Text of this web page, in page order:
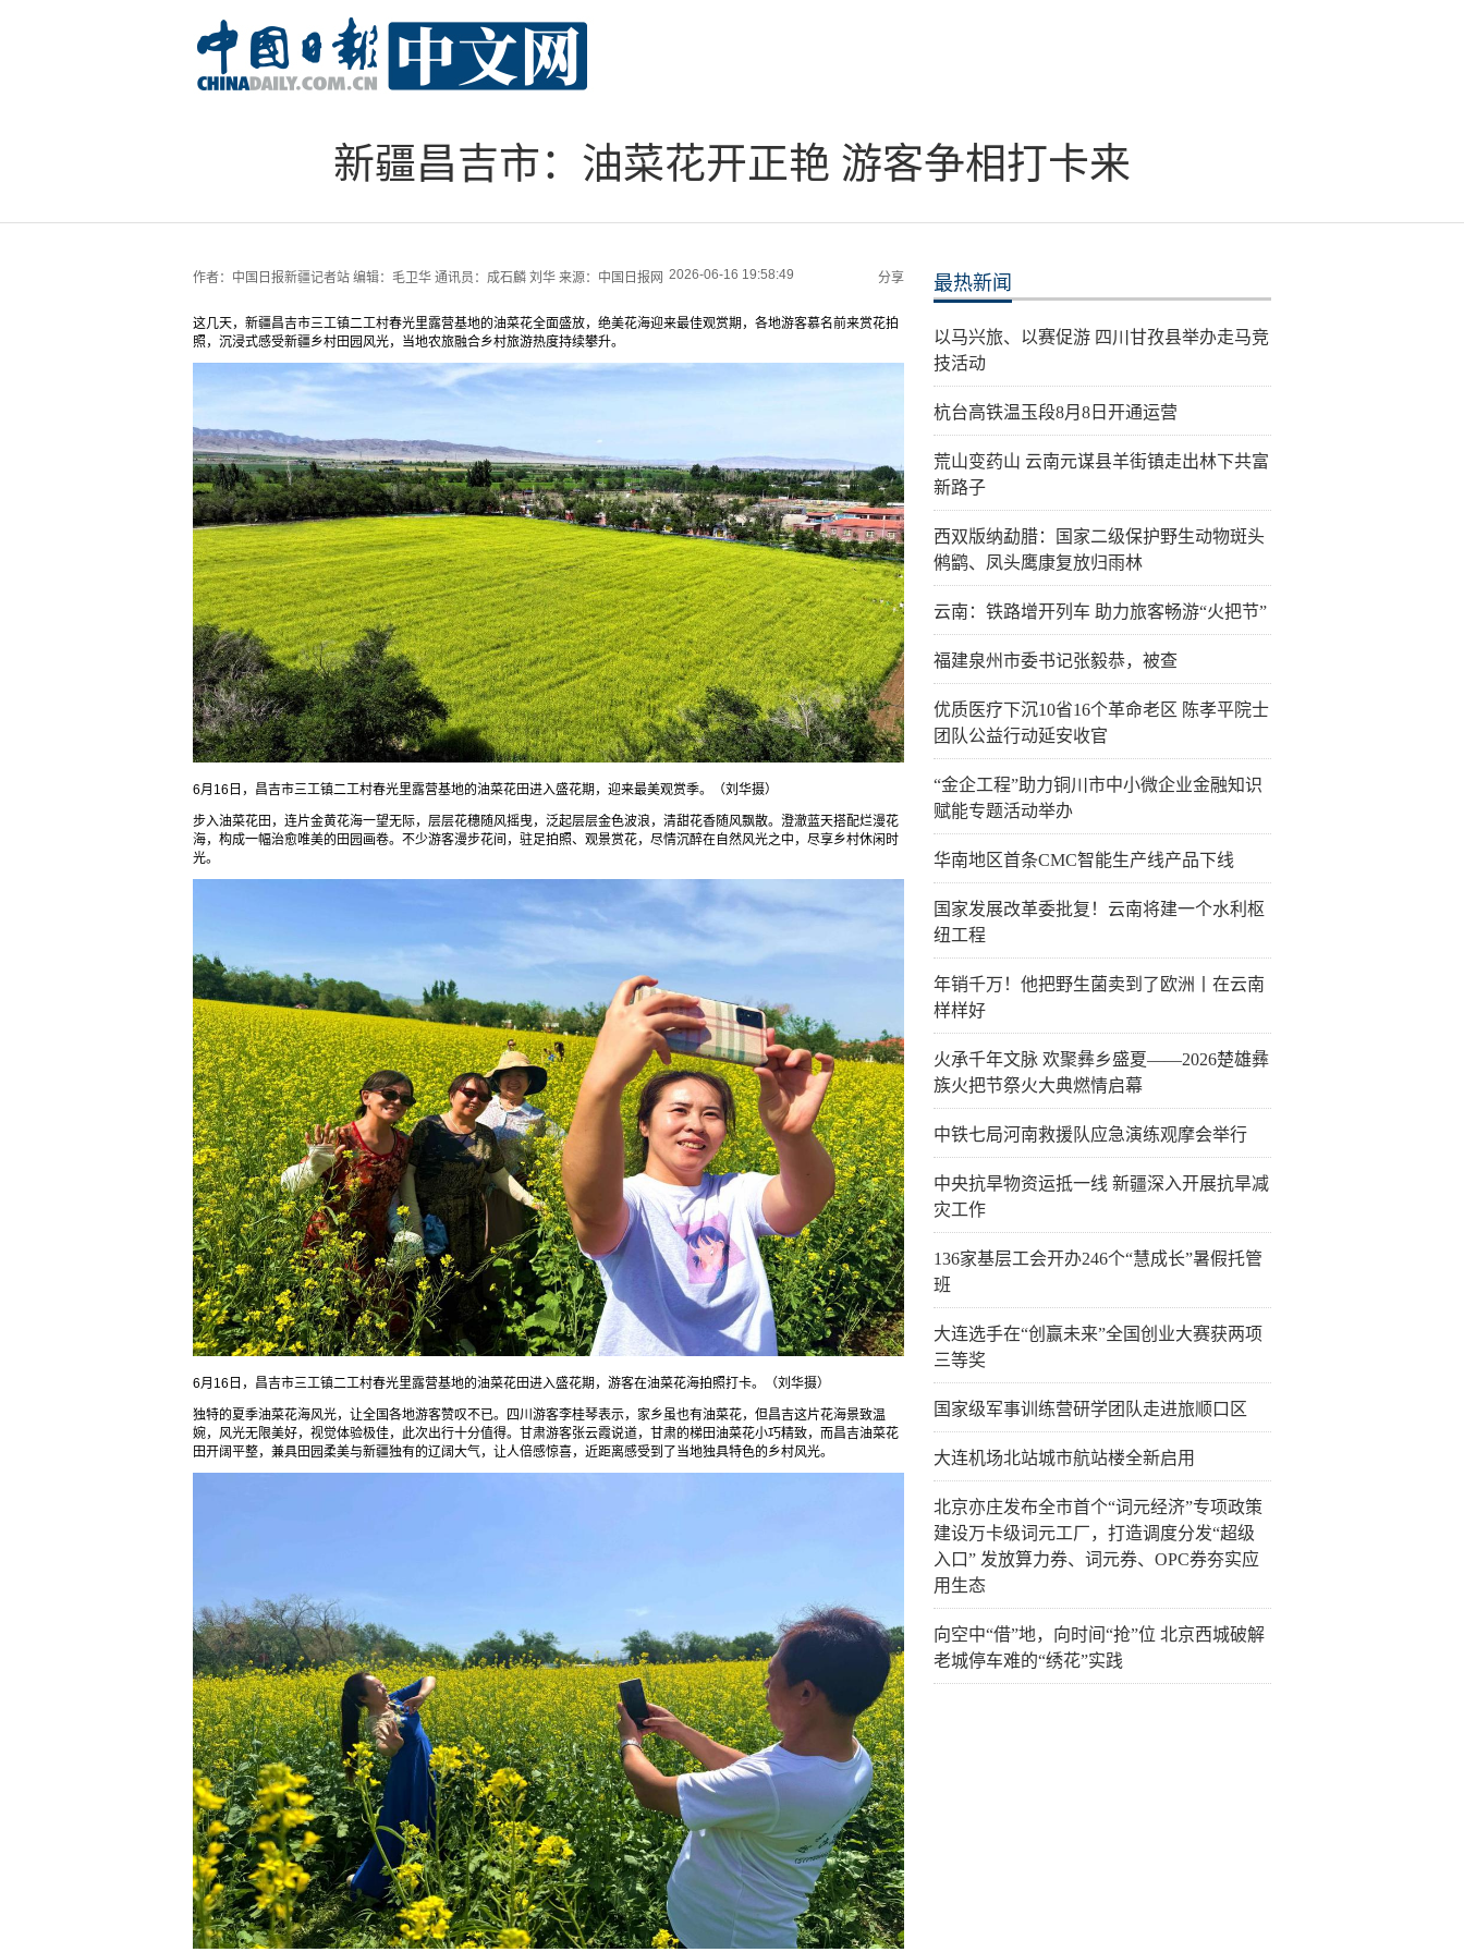
新疆昌吉市：油菜花开正艳 游客争相打卡来
作者： 中国日报新疆记者站 编辑：毛卫华 通讯员：成石麟 刘华 来源： 中国日报网 2026-06-16 19:58:49 分享
这几天，新疆昌吉市三工镇二工村春光里露营基地的油菜花全面盛放，绝美花海迎来最佳观赏期，各地游客慕名前来赏花拍
照，沉浸式感受新疆乡村田园风光，当地农旅融合乡村旅游热度持续攀升。
6月16日，昌吉市三工镇二工村春光里露营基地的油菜花田进入盛花期，迎来最美观赏季。（刘华摄）
步入油菜花田，连片金黄花海一望无际，层层花穗随风摇曳，泛起层层金色波浪，清甜花香随风飘散。澄澈蓝天搭配烂漫花
海，构成一幅治愈唯美的田园画卷。不少游客漫步花间，驻足拍照、观景赏花，尽情沉醉在自然风光之中，尽享乡村休闲时
光。
6月16日，昌吉市三工镇二工村春光里露营基地的油菜花田进入盛花期，游客在油菜花海拍照打卡。（刘华摄）
独特的夏季油菜花海风光，让全国各地游客赞叹不已。四川游客李桂琴表示，家乡虽也有油菜花，但昌吉这片花海景致温
婉，风光无限美好，视觉体验极佳，此次出行十分值得。甘肃游客张云霞说道，甘肃的梯田油菜花小巧精致，而昌吉油菜花
田开阔平整，兼具田园柔美与新疆独有的辽阔大气，让人倍感惊喜，近距离感受到了当地独具特色的乡村风光。
最热新闻
以马兴旅、以赛促游 四川甘孜县举办走马竞
技活动
杭台高铁温玉段8月8日开通运营
荒山变药山 云南元谋县羊街镇走出林下共富
新路子
西双版纳勐腊：国家二级保护野生动物斑头
鸺鹠、凤头鹰康复放归雨林
云南：铁路增开列车 助力旅客畅游“火把节”
福建泉州市委书记张毅恭，被查
优质医疗下沉10省16个革命老区 陈孝平院士
团队公益行动延安收官
“金企工程”助力铜川市中小微企业金融知识
赋能专题活动举办
华南地区首条CMC智能生产线产品下线
国家发展改革委批复！云南将建一个水利枢
纽工程
年销千万！他把野生菌卖到了欧洲丨在云南
样样好
火承千年文脉 欢聚彝乡盛夏——2026楚雄彝
族火把节祭火大典燃情启幕
中铁七局河南救援队应急演练观摩会举行
中央抗旱物资运抵一线 新疆深入开展抗旱减
灾工作
136家基层工会开办246个“慧成长”暑假托管
班
大连选手在“创赢未来”全国创业大赛获两项
三等奖
国家级军事训练营研学团队走进旅顺口区
大连机场北站城市航站楼全新启用
北京亦庄发布全市首个“词元经济”专项政策
建设万卡级词元工厂，打造调度分发“超级
入口” 发放算力券、词元券、OPC券夯实应
用生态
向空中“借”地，向时间“抢”位 北京西城破解
老城停车难的“绣花”实践